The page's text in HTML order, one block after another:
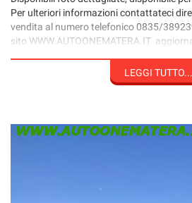
Per ulteriori informazioni contattateci
vendita al numero telefonico 0835/
sito WWW.AUTOONEMATERA.IT
N.B .VERIFICARE LA CORRETTEZZA
ACCESSORI INSERITI DIRETTAMENTE
LEGGI TUTTO...